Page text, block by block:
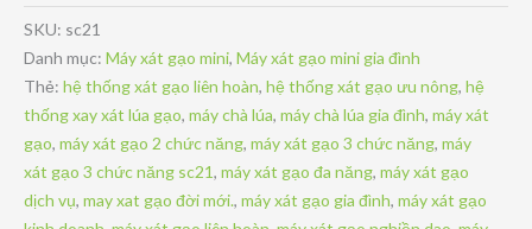
đầu
nghiền
dao
SKU: sc21
Danh mục: Máy xát gạo mini, Máy xát gạo mini gia đình
Thẻ: hệ thống xát gạo liên hoàn, hệ thống xát gạo ưu nông, hệ
thống xay xát lúa gạo, máy chà lúa, máy chà lúa gia đình, máy xát
gạo, máy xát gạo 2 chức năng, máy xát gạo 3 chức năng, máy
xát gạo 3 chức năng sc21, máy xát gạo đa năng, máy xát gạo
dịch vụ, may xat gạo đời mới., máy xát gạo gia đình, máy xát gạo